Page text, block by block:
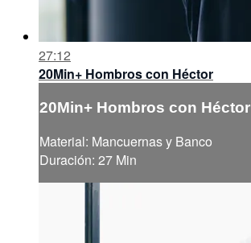
27:12
20Min+ Hombros con Héctor
20Min+ Hombros con Héctor
Material: Mancuernas y Banco
Duración: 27 Min